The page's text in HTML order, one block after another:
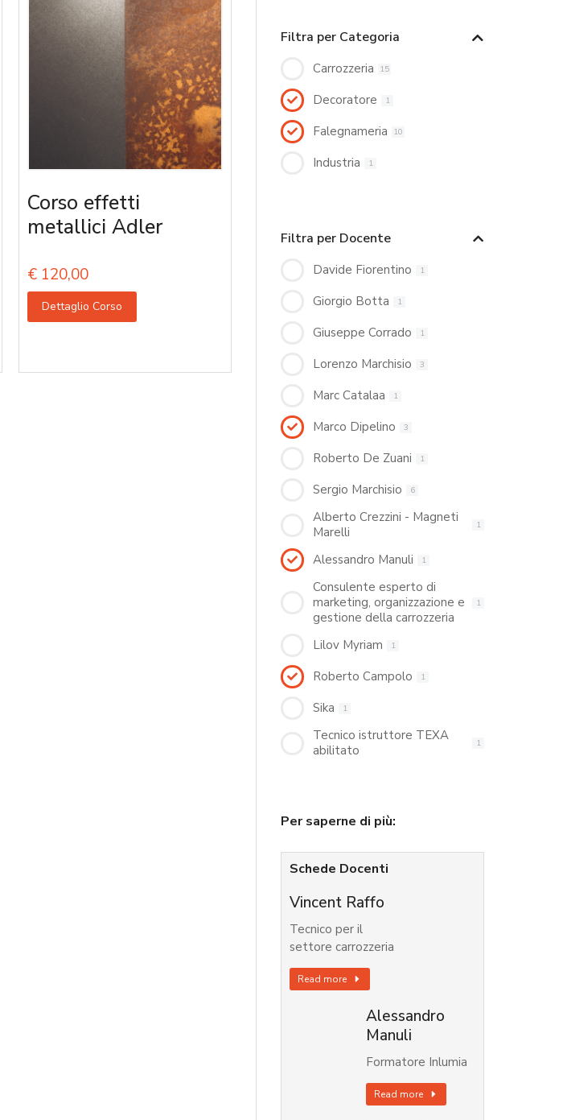
Corso effetti
metallici Adler
€ 120,00
Dettaglio Corso
Filtra per Categoria
Carrozzeria 15
Decoratore 1
Falegnameria 10
Industria 1
Filtra per Docente
Davide Fiorentino 1
Giorgio Botta 1
Giuseppe Corrado 1
Lorenzo Marchisio 3
Marc Catalaa 1
Marco Dipelino 3
Roberto De Zuani 1
Sergio Marchisio 6
Alberto Crezzini - Magneti
Marelli
1
Alessandro Manuli 1
Consulente esperto di
marketing, organizzazione e
gestione della carrozzeria
1
Lilov Myriam 1
Roberto Campolo 1
Sika 1
Tecnico istruttore TEXA
abilitato
1
Per saperne di più:
Schede Docenti
Vincent Raffo
Tecnico per il
settore carrozzeria
Read more
Alessandro
Manuli
Formatore Inlumia
Read more